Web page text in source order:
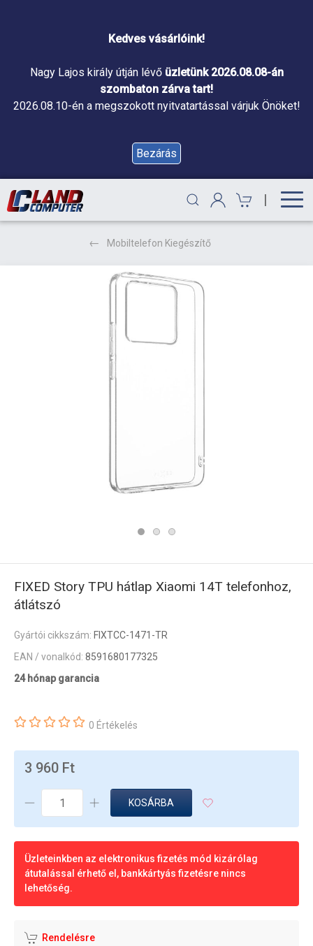
Kedves vásárlóink!
Nagy Lajos király útján lévő üzletünk 2026.08.08-án
szombaton zárva tart!
2026.08.10-én a megszokott nyitvatartással várjuk Önöket!
Bezárás
|
Mobiltelefon Kiegészítő
FIXED Story TPU hátlap Xiaomi 14T telefonhoz,
átlátszó
Gyártói cikkszám: FIXTCC-1471-TR
EAN / vonalkód: 8591680177325
24 hónap garancia
0 Értékelés
3 960 Ft
KOSÁRBA
Üzleteinkben az elektronikus fizetés mód kizárólag
átutalással érhető el, bankkártyás fizetésre nincs
lehetőség.
Rendelésre